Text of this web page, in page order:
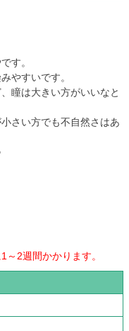
す。
やすいです。
瞳は大きい方がいいなと
さい方でも不自然さはあ
～2週間かかります。